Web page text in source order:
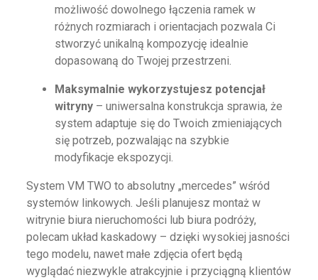
możliwość dowolnego łączenia ramek w
różnych rozmiarach i orientacjach pozwala Ci
stworzyć unikalną kompozycję idealnie
dopasowaną do Twojej przestrzeni.
Maksymalnie wykorzystujesz potencjał
witryny – uniwersalna konstrukcja sprawia, że
system adaptuje się do Twoich zmieniających
się potrzeb, pozwalając na szybkie
modyfikacje ekspozycji.
System VM TWO to absolutny „mercedes” wśród
systemów linkowych. Jeśli planujesz montaż w
witrynie biura nieruchomości lub biura podróży,
polecam układ kaskadowy – dzięki wysokiej jasności
tego modelu, nawet małe zdjęcia ofert będą
wyglądać niezwykle atrakcyjnie i przyciągną klientów